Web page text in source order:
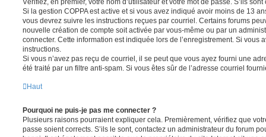
Si la gestion COPPA est active et si vous avez indiqué avoir moins de 13
vous devrez suivre les instructions reçues par courriel. Certains forums
nouvelle création de compte soit activée par vous-même ou par un
connecter. Cette information est indiquée lors de l’enregistrement. Si vous
instructions.
Si vous n’avez pas reçu de courriel, il se peut que vous ayez fourni une
été traité par un filtre anti-spam. Si vous êtes sûr de l’adresse courriel
Haut
Pourquoi ne puis-je pas me connecter ?
Plusieurs raisons pourraient expliquer cela. Premièrement, vérifiez que
passe soient corrects. S’ils le sont, contactez un administrateur du forum